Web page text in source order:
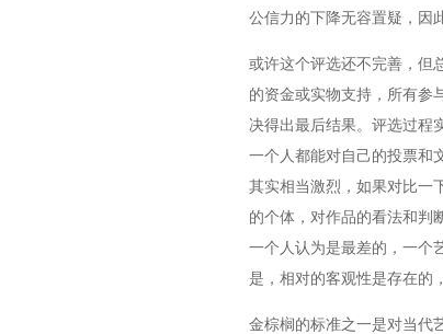
公信力的下降无容置疑，因
或许这个评选还不完善，但
的资金或实物支持，所有参
决得出最后结果。评选过程
一个人都能对自己的投票和
其实相当激烈，如果对比一
的个体，对作品的看法和判
一个人认为是最差的，一个
是，相对的客观性是存在的
金棕榈的标准之一是对当代